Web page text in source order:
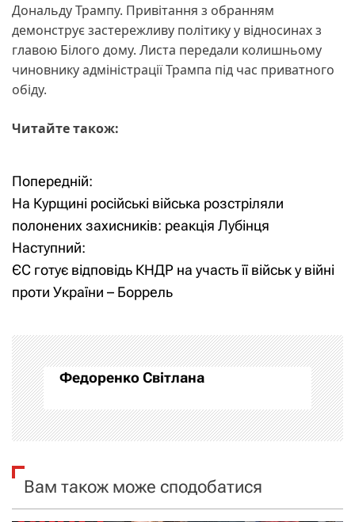
Дональду Трампу. Привітання з обранням
демонструє застережливу політику у відносинах з
главою Білого дому. Листа передали колишньому
чиновнику адміністрації Трампа під час приватного
обіду.
Читайте також:
Н
а
в
і
а
ц
і
Попередній:
На Курщині російські війська розстріляли
полонених захисників: реакція Лубінця
Наступний:
ЄС готує відповідь КНДР на участь її військ у війні
проти України – Боррель
Федоренко Світлана
Вам також може сподобатися